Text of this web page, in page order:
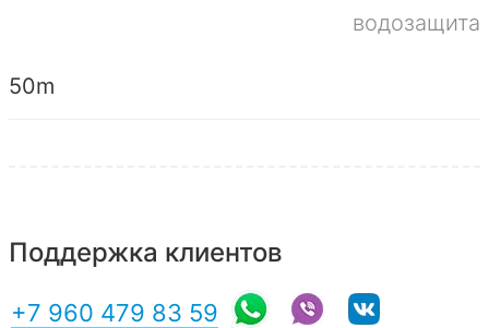
водозащита
50m
Поддержка клиентов
+7 960 479 83 59